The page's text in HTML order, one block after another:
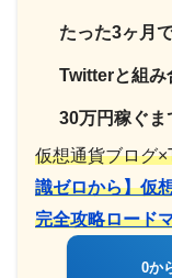
たった3ヶ月
Twitterと組み
30万円稼ぐ
仮想通貨ブログ
識ゼロから】仮
完全攻略ロード
0か